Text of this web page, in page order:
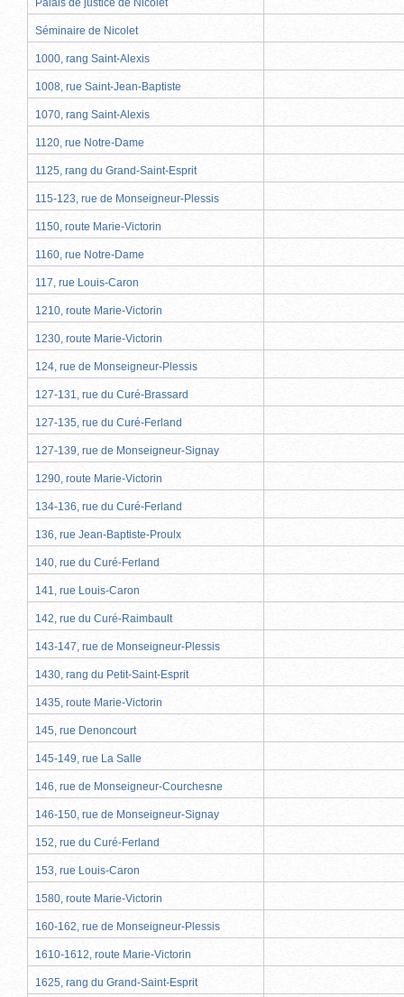
Séminaire de Nicolet
1000, rang Saint-Alexis
1008, rue Saint-Jean-Baptiste
1070, rang Saint-Alexis
1120, rue Notre-Dame
1125, rang du Grand-Saint-Esprit
115-123, rue de Monseigneur-Plessis
1150, route Marie-Victorin
1160, rue Notre-Dame
117, rue Louis-Caron
1210, route Marie-Victorin
1230, route Marie-Victorin
124, rue de Monseigneur-Plessis
127-131, rue du Curé-Brassard
127-135, rue du Curé-Ferland
127-139, rue de Monseigneur-Signay
1290, route Marie-Victorin
134-136, rue du Curé-Ferland
136, rue Jean-Baptiste-Proulx
140, rue du Curé-Ferland
141, rue Louis-Caron
142, rue du Curé-Raimbault
143-147, rue de Monseigneur-Plessis
1430, rang du Petit-Saint-Esprit
1435, route Marie-Victorin
145, rue Denoncourt
145-149, rue La Salle
146, rue de Monseigneur-Courchesne
146-150, rue de Monseigneur-Signay
152, rue du Curé-Ferland
153, rue Louis-Caron
1580, route Marie-Victorin
160-162, rue de Monseigneur-Plessis
1610-1612, route Marie-Victorin
1625, rang du Grand-Saint-Esprit